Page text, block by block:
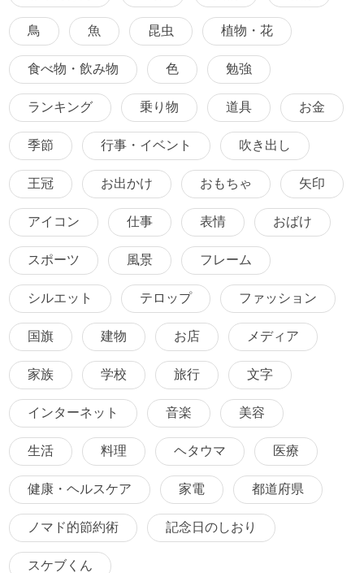
鳥 魚 昆虫 植物・花
食べ物・飲み物 色 勉強
ランキング 乗り物 道具 お金
季節 行事・イベント 吹き出し
王冠 お出かけ おもちゃ 矢印
アイコン 仕事 表情 おばけ
スポーツ 風景 フレーム
シルエット テロップ ファッション
国旗 建物 お店 メディア
家族 学校 旅行 文字
インターネット 音楽 美容
生活 料理 ヘタウマ 医療
健康・ヘルスケア 家電 都道府県
ノマド的節約術 記念日のしおり
スケブくん